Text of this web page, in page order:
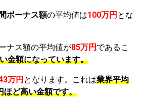
ボーナス額の平均値は100万円 とな
ナス額の平均値が85万円 であるこ
金額になっています。
万円 となります。これは業界平均
ほど高い金額です。